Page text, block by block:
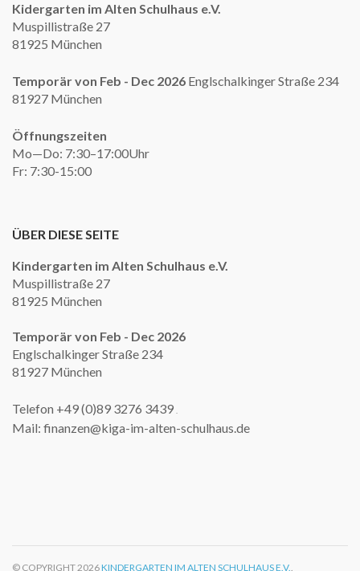
Kidergarten im Alten Schulhaus e.V.
Muspillistraße 27
81925 München
Temporär von Feb - Dec 2026 Englschalkinger Straße 234
81927 München
Öffnungszeiten
Mo—Do: 7:30–17:00Uhr
Fr: 7:30-15:00
ÜBER DIESE SEITE
Kindergarten im Alten Schulhaus e.V.
Muspillistraße 27
81925 München
Temporär von Feb - Dec 2026
Englschalkinger Straße 234
81927 München
Telefon +49 (0)89 3276 3439
Mail: finanzen@kiga-im-alten-schulhaus.de
© COPYRIGHT 2026KINDERGARTEN IM ALTEN SCHULHAUS E.V.